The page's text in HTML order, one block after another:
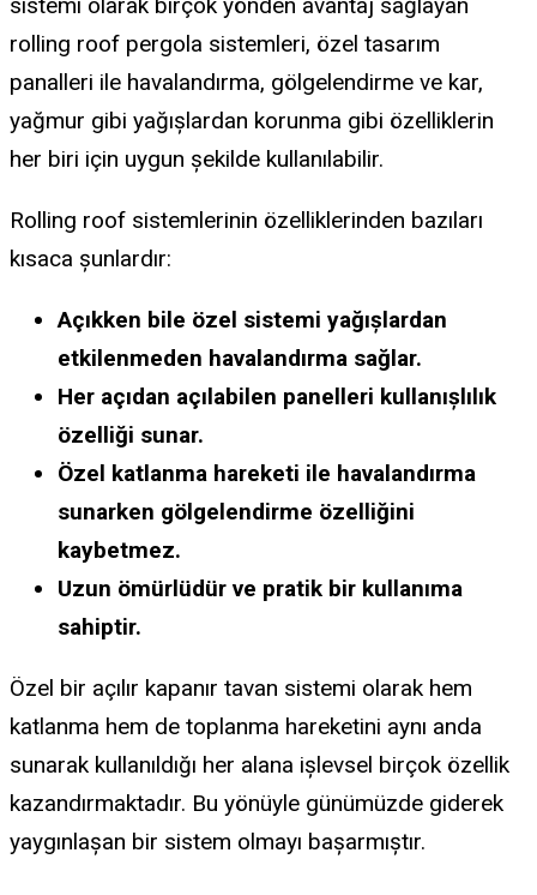
rolling roof pergola sistemleri, özel tasarım
panalleri ile havalandırma, gölgelendirme ve kar,
yağmur gibi yağışlardan korunma gibi özelliklerin
her biri için uygun şekilde kullanılabilir.
Rolling roof sistemlerinin özelliklerinden bazıları
kısaca şunlardır:
Açıkken bile özel sistemi yağışlardan
etkilenmeden havalandırma sağlar.
Her açıdan açılabilen panelleri kullanışlılık
özelliği sunar.
Özel katlanma hareketi ile havalandırma
sunarken gölgelendirme özelliğini
kaybetmez.
Uzun ömürlüdür ve pratik bir kullanıma
sahiptir.
Özel bir açılır kapanır tavan sistemi olarak hem
katlanma hem de toplanma hareketini aynı anda
sunarak kullanıldığı her alana işlevsel birçok özellik
kazandırmaktadır. Bu yönüyle günümüzde giderek
yaygınlaşan bir sistem olmayı başarmıştır.